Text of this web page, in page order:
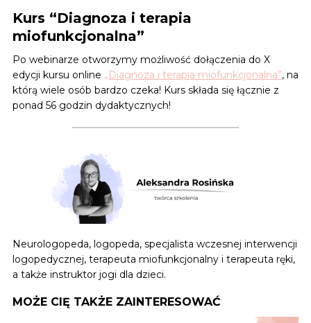
Kurs “Diagnoza i terapia
miofunkcjonalna”
Po webinarze otworzymy możliwość dołączenia do X
edycji kursu online „Diagnoza i terapia miofunkcjonalna”, na
którą wiele osób bardzo czeka! Kurs składa się łącznie z
ponad 56 godzin dydaktycznych!
Neurologopeda, logopeda, specjalista wczesnej interwencji
logopedycznej, terapeuta miofunkcjonalny i terapeuta ręki,
a także instruktor jogi dla dzieci.
MOŻE CIĘ TAKŻE ZAINTERESOWAĆ